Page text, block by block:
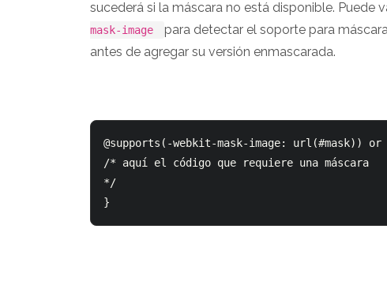
sucederá si la máscara no está disponible. Puede
mask-image
para detectar el soporte para
antes de agregar su versión enmascarada.
@supports(-webkit-mask-image: url(#mask))
/* aquí el código que requiere una máscara
*/